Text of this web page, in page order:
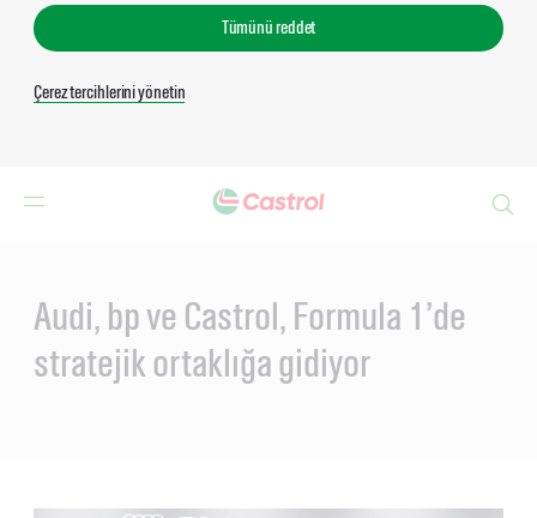
Tümünü reddet
Çerez tercihlerini yönetin
Audi, bp ve Castrol, Formula 1’de
stratejik ortaklığa gidiyor